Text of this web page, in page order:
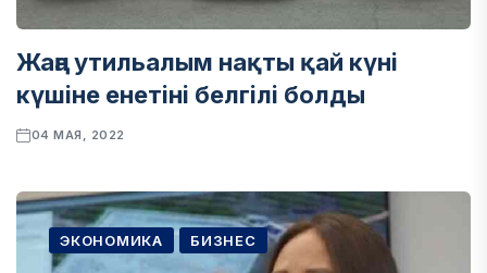
Жаңа утильалым нақты қай күні
күшіне енетіні белгілі болды
04 МАЯ, 2022
ЭКОНОМИКА БИЗНЕС